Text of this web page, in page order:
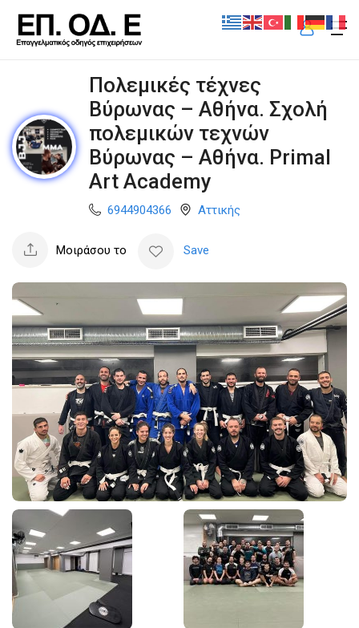
Πολεμικές τέχνες
Βύρωνας – Αθήνα. Σχολή
πολεμικών τεχνών
Βύρωνας – Αθήνα. Primal
Art Academy
6944904366 Αττικής
Μοιράσου το Save